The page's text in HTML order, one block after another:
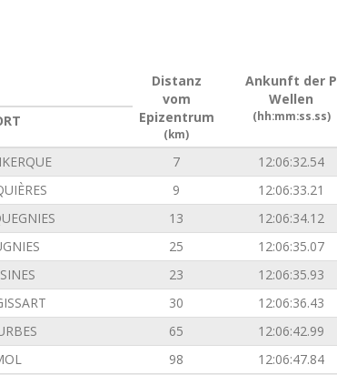
Distanz
vom
Epizentrum
(km)
Ankunft der P
Wellen
(hh:mm:ss.ss)
7 12:06:32.54
9 12:06:33.21
13 12:06:34.12
25 12:06:35.07
23 12:06:35.93
30 12:06:36.43
65 12:06:42.99
98 12:06:47.84